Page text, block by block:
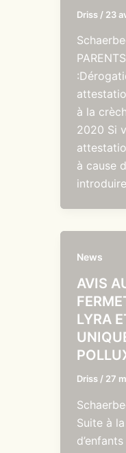
Driss / 23
à la
2020 Si
à cause
News
AVIS
LYRA
Driss / 27
Suite à